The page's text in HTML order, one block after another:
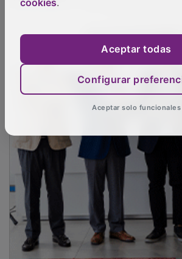
cookies.
Aceptar todas
Configurar
Aceptar solo funcionales